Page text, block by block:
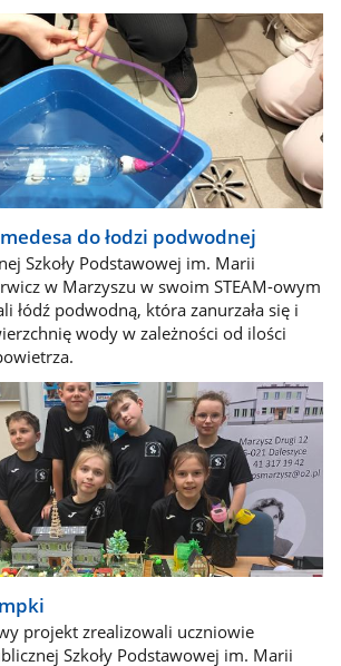
do łodzi podwodnej
Szkoły Podstawowej im. Marii
w Marzyszu w swoim STEAM-owym
łódź podwodną, która zanurzała się i
wody w zależności od ilości
projekt zrealizowali uczniowie
Szkoły Podstawowej im. Marii